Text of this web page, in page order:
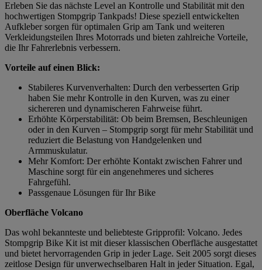
Erleben Sie das nächste Level an Kontrolle und Stabilität mit den
hochwertigen Stompgrip Tankpads! Diese speziell entwickelten
Aufkleber sorgen für optimalen Grip am Tank und weiteren
Verkleidungsteilen Ihres Motorrads und bieten zahlreiche Vorteile,
die Ihr Fahrerlebnis verbessern.
Vorteile auf einen Blick:
Stabileres Kurvenverhalten: Durch den verbesserten Grip
haben Sie mehr Kontrolle in den Kurven, was zu einer
sichereren und dynamischeren Fahrweise führt.
Erhöhte Körperstabilität: Ob beim Bremsen, Beschleunigen
oder in den Kurven – Stompgrip sorgt für mehr Stabilität und
reduziert die Belastung von Handgelenken und
Armmuskulatur.
Mehr Komfort: Der erhöhte Kontakt zwischen Fahrer und
Maschine sorgt für ein angenehmeres und sicheres
Fahrgefühl.
Passgenaue Lösungen für Ihr Bike
Oberfläche Volcano
Das wohl bekannteste und beliebteste Gripprofil: Volcano. Jedes
Stompgrip Bike Kit ist mit dieser klassischen Oberfläche ausgestattet
und bietet hervorragenden Grip in jeder Lage. Seit 2005 sorgt dieses
zeitlose Design für unverwechselbaren Halt in jeder Situation. Egal,